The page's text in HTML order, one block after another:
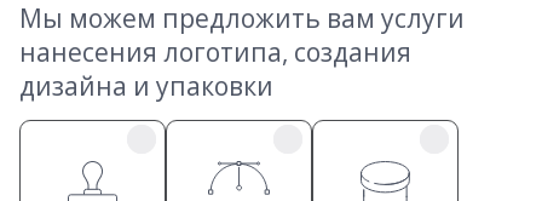
Мы можем предложить вам услуги
нанесения логотипа, создания
дизайна и упаковки